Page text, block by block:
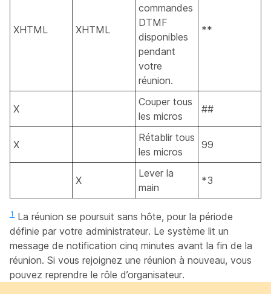
XHTML XHTML
commandes
DTMF
disponibles
pendant
votre
réunion.
**
X
Couper tous
les micros
##
X
Rétablir tous
les micros
99
X
Lever la
main
*3
1 La réunion se poursuit sans hôte, pour la période
définie par votre administrateur. Le système lit un
message de notification cinq minutes avant la fin de la
réunion. Si vous rejoignez une réunion à nouveau, vous
pouvez reprendre le rôle d’organisateur.